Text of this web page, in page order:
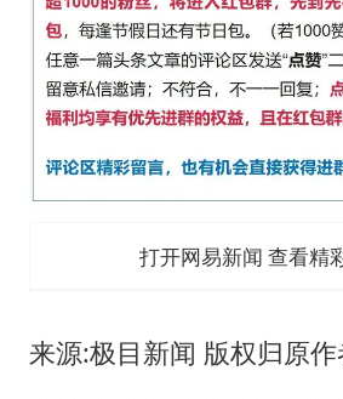
打开网易新闻 查看精
来源:极目新闻 版权归原